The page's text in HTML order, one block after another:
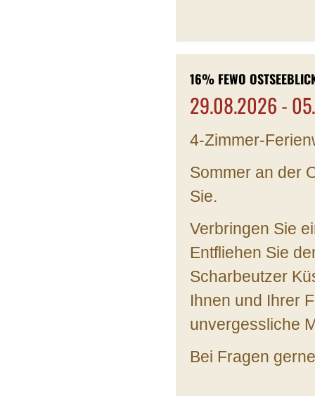
16% FEWO
29.08.2026 -
4-Zimmer-
Sommer an der
Sie.
Verbringen Sie
Entfliehen Sie
Scharbeutzer
Ihnen und Ihrer
unvergessliche
Bei Fragen